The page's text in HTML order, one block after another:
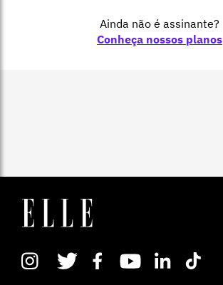
Ainda não é assinante?
Conheça nossos planos